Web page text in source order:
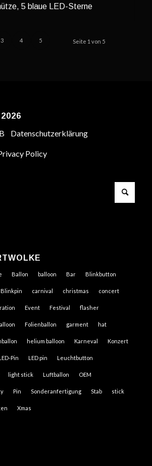
5 blaue LED-Sterne
Seite 1 von 5
3 4 5
Datenschutzerklärung
Policy
Ballon balloon Bar Blinkbutton
Blinkpin carnival christmas concert
Event Festival flasher
Folienballon garment hat
helium balloon Karneval Konzert
Pin LED pin Leuchtbutton
light stick Luftballon OEM
Pin Sonderanfertigung Stab stick
Xmas